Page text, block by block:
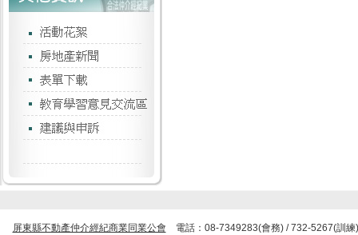
屏東縣不動產仲介經紀商業同業公會 電話：08-7349283(會務) / 732-5267(訓